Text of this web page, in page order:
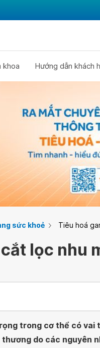
khoa Hướng dẫn khách
sức khoẻ Tiêu hoá
lọc nhu
trong cơ thể có
do các nguyên